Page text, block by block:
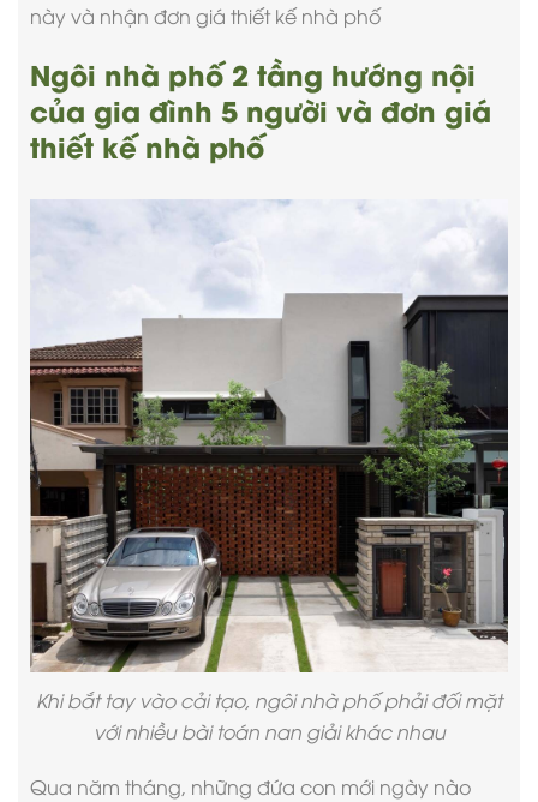
này và nhận đơn giá thiết kế nhà phố
Ngôi nhà phố 2 tầng hướng nội
của gia đình 5 người và đơn giá
thiết kế nhà phố
Khi bắt tay vào cải tạo, ngôi nhà phố phải đối mặt
với nhiều bài toán nan giải khác nhau
Qua năm tháng, những đứa con mới ngày nào